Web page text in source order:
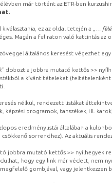
már történt az ETR-ben
ez az oldal tetején a „
…
Magán a feliraton való kattintás az
általános keresést végezhet
” dobozt a jobbra mutató kettős >>
a kívánt tételeket (feltételenként
nélkül, rendezett listákat
képzési programok, tanszékek, ill.
eredménylistái általában a
csökkenő sorrendhez). Az aktuális
jobbra mutató kettős >> nyílhegyek
hogy egy link már védett, nem
megfelelő gombjával, vagy